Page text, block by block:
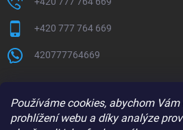
Používáme cookies, abychom
prohlížení webu a díky analýze
+420 777 764 669
420777764669